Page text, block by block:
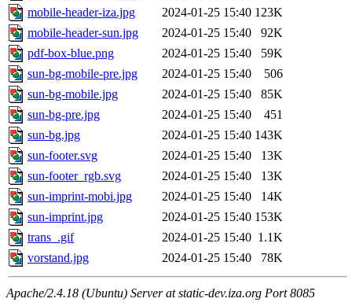
mobile-header-iza.jpg
2024-01-25 15:40 123K
mobile-header-sun.jpg
2024-01-25 15:40
92K
pdf-box-blue.png
2024-01-25 15:40
59K
sun-bg-mobile-pre.jpg
2024-01-25 15:40
506
sun-bg-mobile.jpg
2024-01-25 15:40
85K
sun-bg-pre.jpg
2024-01-25 15:40
451
sun-bg.jpg
2024-01-25 15:40 143K
sun-footer.svg
2024-01-25 15:40
13K
sun-footer_rgb.svg
2024-01-25 15:40
13K
sun-imprint-mobi.jpg
2024-01-25 15:40
14K
sun-imprint.jpg
2024-01-25 15:40 153K
trans_.gif
2024-01-25 15:40 1.1K
vorstand.jpg
2024-01-25 15:40 78K
Apache/2.4.18 (Ubuntu) Server at static-dev.iza.org Port 8085